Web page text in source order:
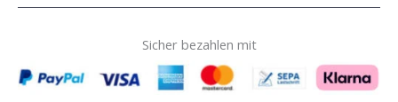
Sicher bezahlen mit